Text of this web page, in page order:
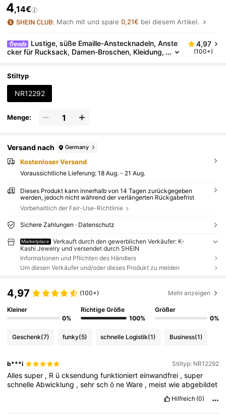
4,14€
Mach mit und spare0,21€ bei diesem Artikel.
Lustige, süße Emaille-Anstecknadeln, Anste
cker für Rucksack, Damen-Broschen, Kleidung,
4,97
(100+)
Stiltyp
NR12292
Menge:
Versand nach Germany
Kostenloser Versand
Voraussichtliche Lieferung: 18 Aug. - 21 Aug.
Dieses Produkt kann innerhalb von 14 Tagen zurückgegeben
werden, jedoch nicht während der verlängerten Rückgabefrist
Vorbehaltlich der Fair-Use-Richtlinie
Sichere Zahlungen · Datenschutz
Marketplace
Verkauft durch den gewerblichen Verkäufer: K-
Kashi Jewelry und versendet durch SHEIN
Informationen und Pflichten des Händlers
Um diesen Verkäufer und/oder dieses Produkt zu melden
4,97 (100+) Mehr anzeigen
Kleiner
0%
Richtige Größe
100%
Größer
0%
Geschenk(7) funky(5) schnelle Logistik(1) Business(1)
b***i Stiltyp: NR12292
Allessuper , R ücksendungfunktionierteinwandfrei ,super
schnelleAbwicklung ,sehrschö neWare , meistwieabgebildet
Hilfreich (0)